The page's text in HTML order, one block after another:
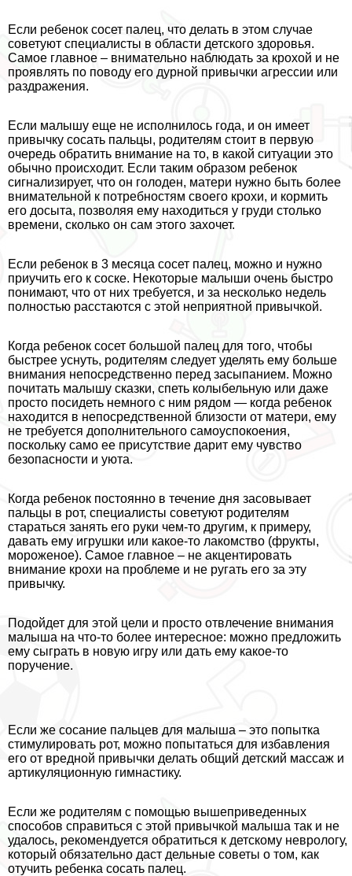
Если ребенок сосет палец, что делать в этом случае
советуют специалисты в области детского здоровья.
Самое главное – внимательно наблюдать за крохой и не
проявлять по поводу его дурной привычки агрессии или
раздражения.
Если малышу еще не исполнилось года, и он имеет
привычку сосать пальцы, родителям стоит в первую
очередь обратить внимание на то, в какой ситуации это
обычно происходит. Если таким образом ребенок
сигнализирует, что он голоден, матери нужно быть более
внимательной к потребностям своего крохи, и кормить
его досыта, позволяя ему находиться у гpyди столько
времени, сколько он сам этого захочет.
Если ребенок в 3 месяца сосет палец, можно и нужно
приучить его к соске. Некоторые малыши очень быстро
понимают, что от них требуется, и за несколько недель
полностью расстаются с этой неприятной привычкой.
Когда ребенок сосет большой палец для того, чтобы
быстрее уснуть, родителям следует уделять ему больше
внимания непосредственно перед засыпанием. Можно
почитать малышу сказки, спеть колыбельную или даже
просто посидеть немного с ним рядом — когда ребенок
находится в непосредственной близости от матери, ему
не требуется дополнительного самоуспокоения,
поскольку само ее присутствие дарит ему чувство
безопасности и уюта.
Когда ребенок постоянно в течение дня засовывает
пальцы в рот, специалисты советуют родителям
стараться занять его руки чем-то другим, к примеру,
давать ему игрушки или какое-то лакомство (фрукты,
мороженое). Самое главное – не акцентировать
внимание крохи на проблеме и не ругать его за эту
привычку.
Подойдет для этой цели и просто отвлечение внимания
малыша на что-то более интересное: можно предложить
ему сыграть в новую игру или дать ему какое-то
поручение.
Если же сосание пальцев для малыша – это попытка
стимулировать рот, можно попытаться для избавления
его от вредной привычки делать общий детский массаж и
артикуляционную гимнастику.
Если же родителям с помощью вышеприведенных
способов справиться с этой привычкой малыша так и не
удалось, рекомендуется обратиться к детскому неврологу,
который обязательно даст дельные советы о том, как
отучить ребенка сосать палец.